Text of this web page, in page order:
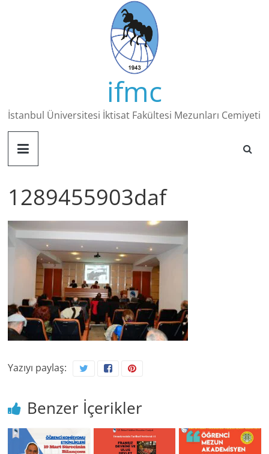
ifmc
İstanbul Üniversitesi İktisat Fakültesi Mezunları Cemiyeti
1289455903daf
Yazıyı paylaş:
Benzer İçerikler